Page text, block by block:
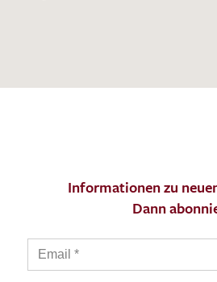
Informationen zu
Dann